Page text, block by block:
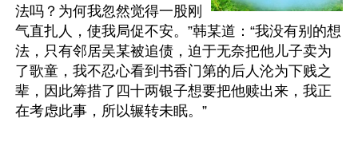
法吗？为何我忽然觉得一股刚
气直扎人，使我局促不安。”韩某道：“我没有别的想
法，只有邻居吴某被追债，迫于无奈把他儿子卖为
了歌童，我不忍心看到书香门第的后人沦为下贱之
辈，因此筹措了四十两银子想要把他赎出来，我正
在考虑此事，所以辗转未眠。”